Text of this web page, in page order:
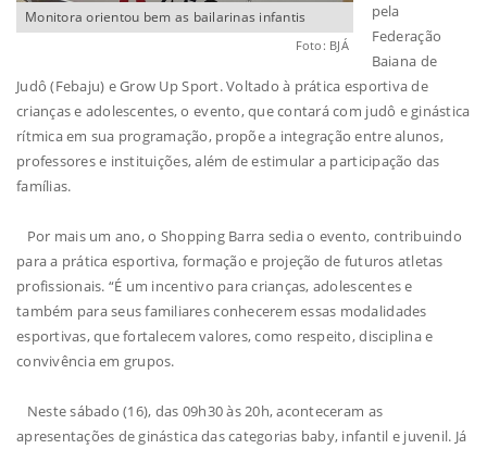
Monitora orientou bem as bailarinas infantis
Foto: BJÁ
pela
Federação
Baiana de
Judô (Febaju) e Grow Up Sport. Voltado à prática esportiva de
crianças e adolescentes, o evento, que contará com judô e ginástica
rítmica em sua programação, propõe a integração entre alunos,
professores e instituições, além de estimular a participação das
famílias.
Por mais um ano, o Shopping Barra sedia o evento, contribuindo
para a prática esportiva, formação e projeção de futuros atletas
profissionais. “É um incentivo para crianças, adolescentes e
também para seus familiares conhecerem essas modalidades
esportivas, que fortalecem valores, como respeito, disciplina e
convivência em grupos.
Neste sábado (16), das 09h30 às 20h, aconteceram as
apresentações de ginástica das categorias baby, infantil e juvenil. Já